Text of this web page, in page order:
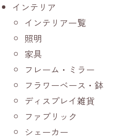
インテリア
インテリア一覧
照明
家具
フレーム・ミラー
フラワーベース・鉢
ディスプレイ雑貨
ファブリック
シェーカー